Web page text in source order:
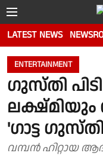
LATEST NEWS
ENTERTAINMENT
ഗുസ്തി
'ഗാട്ട
വമ്പന്‍ ഹിറ്റായ